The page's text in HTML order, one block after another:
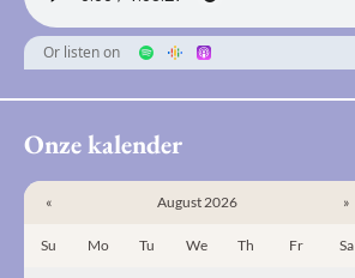
Or listen on
Onze kalender
« August 2026 »
Su Mo Tu We Th Fr Sa